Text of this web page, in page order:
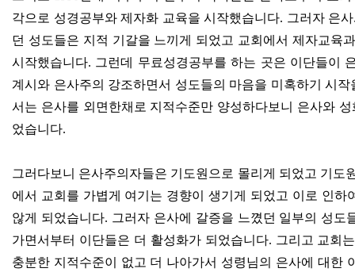
각으로 성경공부와 제자화 교육을 시작했습니다. 그러자 은
던 성도들은 지적 기갈을 느끼게 되었고 교회에서 제자교육
시작했습니다. 그런데 무료성경공부를 하는 곳은 이단들이
계시와 은사주의 강조하면서 성도들의 마음을 미혹하기 시작
서는 은사를 외면한채로 지적수준만 양성하다보니 은사와
었습니다.
그러다보니 은사주의자들은 기도원으로 몰리게 되었고 기도
에서 교회를 가볍게 여기는 경향이 생기게 되었고 이로 인하
않게 되었습니다. 그러자 은사에 갈증을 느꼈던 일부의 성
가면서부터 이단들은 더 활성화가 되었습니다. 그리고 교회
충분한 지적수준이 없고 더 나아가서 성령님의 은사에 대한